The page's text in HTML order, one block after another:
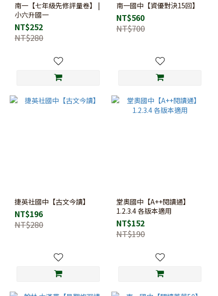
南一【七年級先修評量卷】 |
小六升國一
NT$252
NT$280
南一國中【資優對決15回】
NT$560
NT$700
捷英社國中【古文今讀】
NT$196
NT$280
堂奧國中【A++閱讀通】
1.2.3.4 各版本適用
NT$152
NT$190